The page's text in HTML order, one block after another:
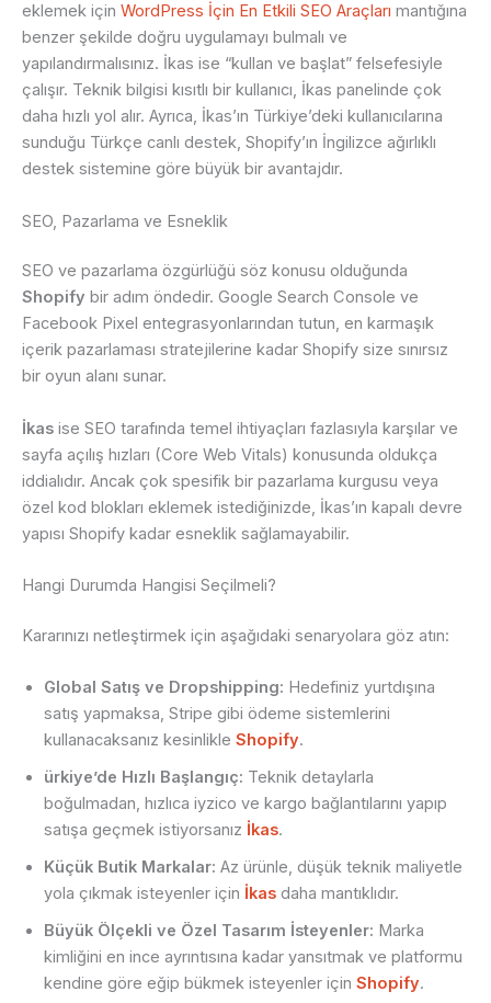
eklemek için WordPress İçin En Etkili SEO Araçları mantığına
benzer şekilde doğru uygulamayı bulmalı ve
yapılandırmalısınız. İkas ise “kullan ve başlat” felsefesiyle
çalışır. Teknik bilgisi kısıtlı bir kullanıcı, İkas panelinde çok
daha hızlı yol alır. Ayrıca, İkas’ın Türkiye’deki kullanıcılarına
sunduğu Türkçe canlı destek, Shopify’ın İngilizce ağırlıklı
destek sistemine göre büyük bir avantajdır.
SEO, Pazarlama ve Esneklik
SEO ve pazarlama özgürlüğü söz konusu olduğunda
Shopify bir adım öndedir. Google Search Console ve
Facebook Pixel entegrasyonlarından tutun, en karmaşık
içerik pazarlaması stratejilerine kadar Shopify size sınırsız
bir oyun alanı sunar.
İkas ise SEO tarafında temel ihtiyaçları fazlasıyla karşılar ve
sayfa açılış hızları (Core Web Vitals) konusunda oldukça
iddialıdır. Ancak çok spesifik bir pazarlama kurgusu veya
özel kod blokları eklemek istediğinizde, İkas’ın kapalı devre
yapısı Shopify kadar esneklik sağlamayabilir.
Hangi Durumda Hangisi Seçilmeli?
Kararınızı netleştirmek için aşağıdaki senaryolara göz atın:
Global Satış ve Dropshipping: Hedefiniz yurtdışına
satış yapmaksa, Stripe gibi ödeme sistemlerini
kullanacaksanız kesinlikle Shopify.
ürkiye’de Hızlı Başlangıç: Teknik detaylarla
boğulmadan, hızlıca iyzico ve kargo bağlantılarını yapıp
satışa geçmek istiyorsanız İkas.
Küçük Butik Markalar: Az ürünle, düşük teknik maliyetle
yola çıkmak isteyenler için İkas daha mantıklıdır.
Büyük Ölçekli ve Özel Tasarım İsteyenler: Marka
kimliğini en ince ayrıntısına kadar yansıtmak ve platformu
kendine göre eğip bükmek isteyenler için Shopify.